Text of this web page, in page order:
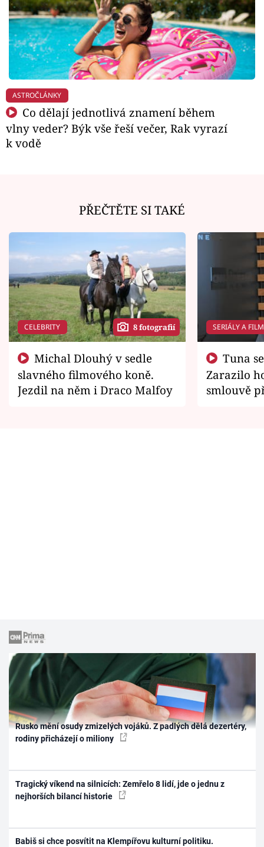
ASTROČLÁNKY
Co dělají jednotlivá znamení během
vlny veder? Býk vše řeší večer, Rak vyrazí
k vodě
PŘEČTĚTE SI TAKÉ
CELEBRITY 8 fotografií
slavného filmového koně.
Jezdil na něm i Draco Malfoy
SERIÁLY A
Zarazilo
smlouvě
Rusko mění osudy zmizelých vojáků. Z padlých dělá dezertéry,
rodiny přicházejí o miliony
Tragický víkend na silnicích: Zemřelo 8 lidí, jde o jednu z
nejhorších bilancí historie
Babiš si chce posvítit na Klempířovu kulturní politiku.